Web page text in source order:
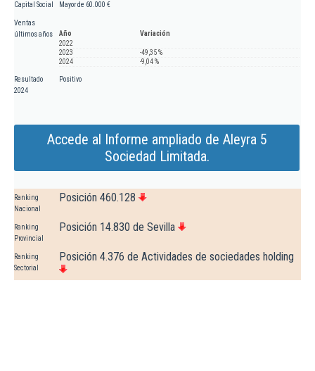
Capital Social Mayor de 60.000 €
Ventas
últimos años
Año
Variación
2022
2023
-49,35 %
2024
-9,04 %
Resultado
2024
Positivo
Accede al Informe ampliado de Aleyra 5
Sociedad Limitada.
Ranking
Nacional
Posición 460.128
Ranking
Provincial
Posición 14.830 de Sevilla
Ranking
Sectorial
Posición 4.376 de Actividades de sociedades holding